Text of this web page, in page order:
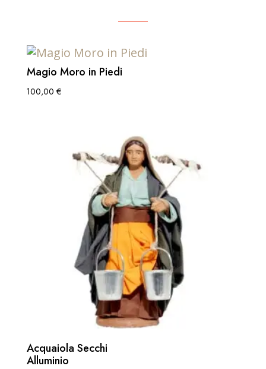
Magio Moro in Piedi
100,00 €
Acquaiola Secchi
Alluminio